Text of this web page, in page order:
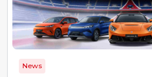
News